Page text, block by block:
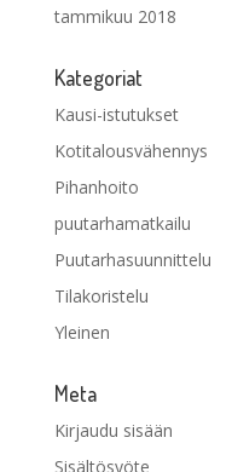
tammikuu 2018
Kategoriat
Kausi-istutukset
Kotitalousvähennys
Pihanhoito
puutarhamatkailu
Puutarhasuunnittelu
Tilakoristelu
Yleinen
Meta
Kirjaudu sisään
Sisältösyöte